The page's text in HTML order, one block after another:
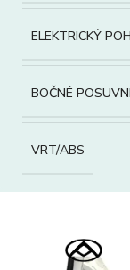
ELEKTRICKÝ
BOČNÉ
VRT/ABS